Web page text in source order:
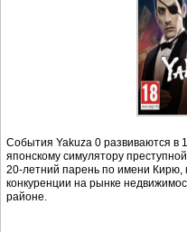
События Yakuza 0 развиваются в
японскому симулятору
20-летний парень по имени Кирю,
конкуренции на рынке
районе.